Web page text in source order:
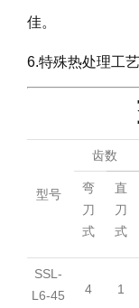
佳。
6.特殊热处理工
型号
齿数
弯
刀
式
直
刀
式
SSL-
L6-45
4 1